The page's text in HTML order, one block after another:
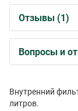
Отзывы (1)
Вопросы и
Внутренний
литров.